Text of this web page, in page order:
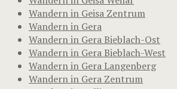
Wandern in Geisa Zentrum
Wandern in Gera
Wandern in Gera Bieblach-Ost
Wandern in Gera Bieblach-West
Wandern in Gera Langenberg
Wandern in Gera Zentrum